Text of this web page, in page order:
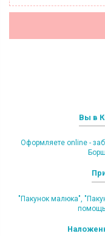
Вы в
Оформляете online -
"Пакунок малюка",
помощь